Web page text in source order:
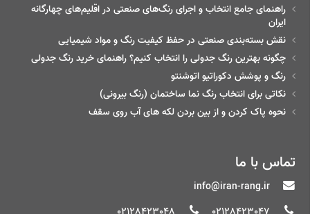
راهنمای جامع انتخاب و اجرای رنگ‌های صنعتی در اقلیم‌های چهارگانه
ایران
نقش بسته‌بندی صنعتی در حفظ کیفیت رنگ و مواد شیمیایی
چگونه بهترین رنگ جدولی را انتخاب کنیم؟ راهنمای خرید رنگ جدولی
رنگ و پوشش دکوراتیو اتوشنتو
نکاتی برای انتخاب رنگ نما ساختمان (رنگ بیرونی)
نحوه پاک کردن و از بین بردن لکه های آب روی سقف
تماس با ما
info@iran-rang.ir